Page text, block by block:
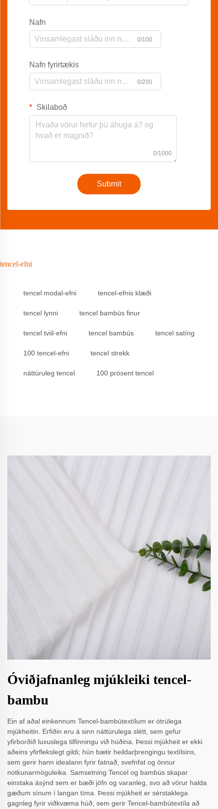
Nafn
0/100
Nafn fyrirtækis
0/200
Skilaboð
0/1000
Submit
tencel-efni
tencel modal-efni tencel-efnis klæði
tencel lynni tencel bambús finur
tencel tviil-efni tencel bambús tencel satíng
100 tencel-efni tencel strekk
náttúruleg tencel 100 prósent tencel
Óviðjafnanleg mjúkleiki tencel-
bambu
Ein af aðal einkennum Tencel-bambútextílum er ótrúlega
mjúkheitin. Erfiðin eru á sinn náttúrulega slétt, sem gefur
yfirborðið luxuslega tilfinningu við húðina. Þessi mjúkheit er ekki
aðeins yfirflekslegt gildi; hún bætir heildarþrengingu textílsins,
sem gerir hann idealann fyrir fatnað, svefnfat og önnur
notkunarmöguleika. Samsetning Tencel og bambús skapar
einstaka ásýnd sem er bæði jöfn og varanleg, svo að vörur halda
gæðum sínum í langan tíma. Þessi mjúkheit er sérstaklega
gagnleg fyrir viðkvæma húð, sem gerir Tencel-bambútextíla að